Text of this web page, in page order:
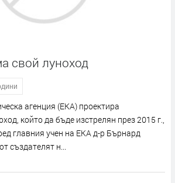
свой луноход
агенция (ЕКА) проектира
който да бъде изстрелян през 2015 г.,
главния учен на ЕКА д-р Бърнард
създателят н...